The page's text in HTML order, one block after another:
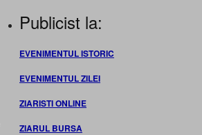
Publicist la:
EVENIMENTUL ISTORIC
EVENIMENTUL ZILEI
ZIARISTI ONLINE
ZIARUL BURSA